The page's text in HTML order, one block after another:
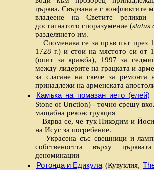
църква. Свързана е с конфликтите
владеене на Светите реликви
достигнатото споразумение (status
разделянето им.
Споменава се за пръв път през
1728 г.) и стои на мястото си от
(опит за кражба), 1997 за
между лидерите на грацката и
за слагане на скеле за
принадлежи на арменската
Камъка на помазан ието (елей)
Stone of Unction) - точно срещу
мащабна реконструкция
Вярва се, че тук Никодим и
на Исус за погребение.
Украсена със свещници и
собствеността върху
деноминации
Ротонда и Едикула (Кувуклия,